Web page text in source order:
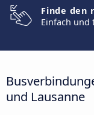
Finde den
Einfach und
und Lausanne